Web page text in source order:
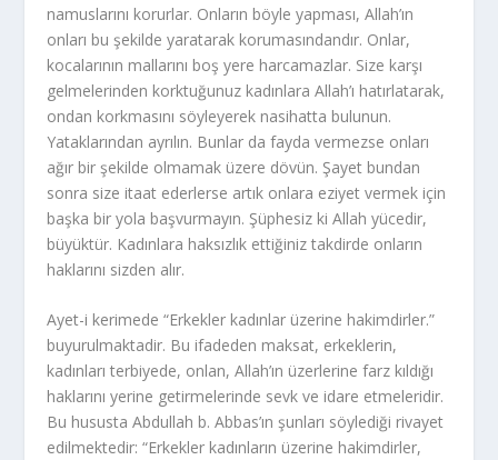
namuslarını korurlar. Onların böyle yapması, Allah’ın
onları bu şekilde yaratarak korumasındandır. Onlar,
kocalarının mallarını boş yere harcamazlar. Size karşı
gelmelerinden korktuğunuz kadınlara Allah’ı hatırlatarak,
ondan korkmasını söyleyerek nasihatta bulunun.
Yataklarından ayrılın. Bunlar da fayda vermezse onları
ağır bir şekilde olmamak üzere dövün. Şayet bundan
sonra size itaat eder­lerse artık onlara eziyet vermek için
başka bir yola başvurmayın. Şüphesiz ki Allah yücedir,
büyüktür. Kadınlara haksızlık ettiğiniz takdirde onların
haklarını sizden alır.
Ayet-i kerimede “Erkekler kadınlar üzerine hakimdirler.”
buyurulmaktadir. Bu ifadeden maksat, erkeklerin,
kadınları terbiyede, onlan, Allah’ın üzer­lerine farz kıldığı
haklarını yerine getirmelerinde sevk ve idare etmeleridir.
Bu hususta Abdullah b. Abbas’ın şunları söylediği rivayet
edilmektedir: “Erkekler kadınların üzerine hakimdirler,